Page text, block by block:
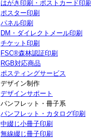
はがき印刷・ポストカード印刷
ポスター印刷
パネル印刷
DM・ダイレクトメール印刷
チケット印刷
FSC®森林認証印刷
RGB対応商品
ポスティングサービス
デザイン制作
デザインサポート
パンフレット・冊子系
パンフレット・カタログ印刷
中綴じ小冊子印刷
無線綴じ冊子印刷